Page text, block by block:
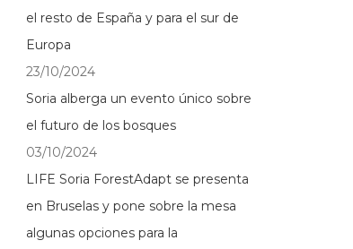
el resto de España y para el sur de
Europa
23/10/2024
Soria alberga un evento único sobre
el futuro de los bosques
03/10/2024
LIFE Soria ForestAdapt se presenta
en Bruselas y pone sobre la mesa
algunas opciones para la